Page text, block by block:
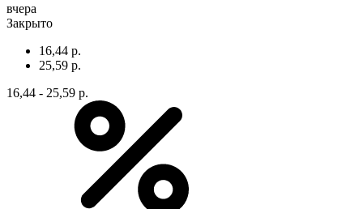
вчера
Закрыто
16,44 р.
25,59 р.
16,44 - 25,59 р.